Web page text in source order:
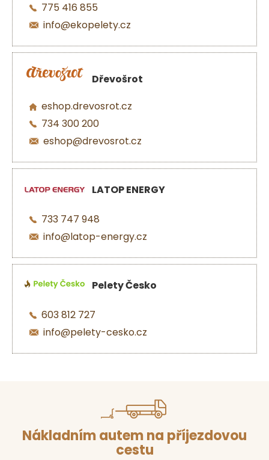
775 416 855
info@ekopelety.cz
Dřevošrot
eshop.drevosrot.cz
734 300 200
eshop@drevosrot.cz
LATOP ENERGY
733 747 948
info@latop-energy.cz
Pelety Česko
603 812 727
info@pelety-cesko.cz
Nákladním autem na příjezdovou
cestu